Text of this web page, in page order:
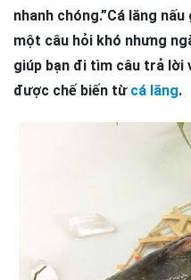
nhanh chóng.”Cá lăng
một câu hỏi khó nhưng
giúp bạn đi tìm câu trả lời
được chế biến từ cá lăng.